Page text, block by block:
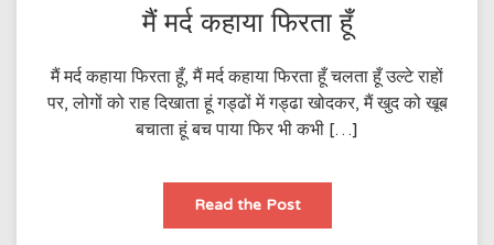
मैं मर्द कहाया फिरता हूँ
मैं मर्द कहाया फिरता हूँ, मैं मर्द कहाया फिरता हूँ चलता हूँ उल्टे राहों
पर, लोगों को राह दिखाता हूं गड्ढों में गड्ढा खोदकर, मैं खुद को खूब
बचाता हूं बच पाया फिर भी कभी […]
Read the Postमैं
कहाया